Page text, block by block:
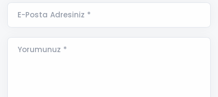
E-Posta Adresiniz *
Yorumunuz *